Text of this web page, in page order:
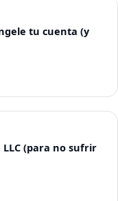
tu cuenta (y
(para no sufrir